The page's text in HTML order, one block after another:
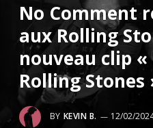
No Comment
aux Rolling
nouveau clip
Rolling Stones
BY KEVIN B. 12/02/